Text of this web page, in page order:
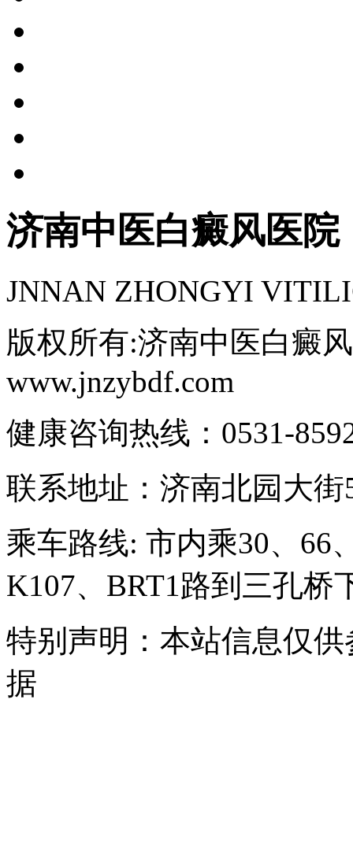
济南中医白癜风医院
JNNAN ZHONGYI
版权所有:济南中医白癜
www.jnzybdf.com
健康咨询热线：0531-
联系地址：济南北园大
乘车路线: 市内乘30、66
K107、BRT1路到三孔桥
特别声明：本站信息仅
据